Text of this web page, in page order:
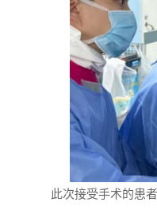
此次接受手术的患